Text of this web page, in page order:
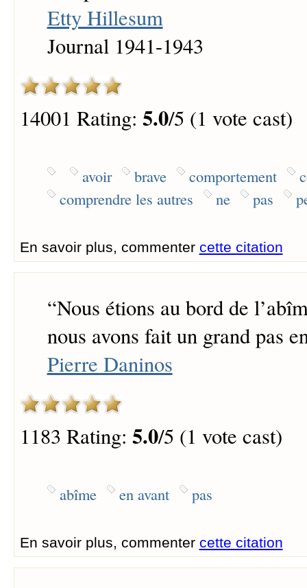
Etty Hillesum
Journal 1941-1943
14001 Rating: 5.0/5 (1 vote cast)
avoir brave comportement
comprendre les autres
ne pas
En savoir plus, commenter cette citation
“Nous étions au bord de
nous avons fait un grand pas
Pierre Daninos
1183 Rating: 5.0/5 (1 vote cast)
abîme en avant pas
En savoir plus, commenter cette citation